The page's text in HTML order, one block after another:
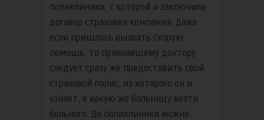
поликлиники, с которой и заключила
договор страховая компания. Даже
если пришлось вызвать скорую
помощь, то приехавшему доктору
следует сразу же предоставить свой
страховой полис, из которого он и
узнает, в какую же больницу везти
больного. До поликлиники можно